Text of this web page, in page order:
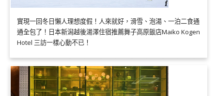
實現一回冬日懶人理想度假！人來就好，滑雪、泡湯、一泊二食通
通全包了！日本新潟越後湯澤住宿推薦舞子高原飯店Maiko Kogen
Hotel 三訪一樣心動不已！